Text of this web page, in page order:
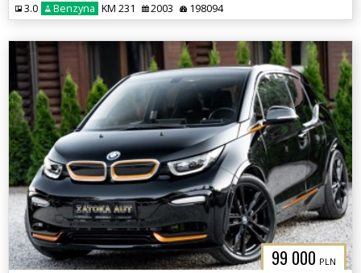
3.0 Benzyna KM 231 2003 198094
99 000 PLN